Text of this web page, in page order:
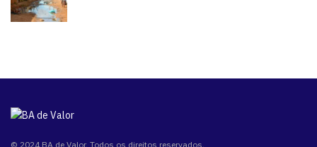
© 2024 BA de Valor. Todos os direitos reservados.